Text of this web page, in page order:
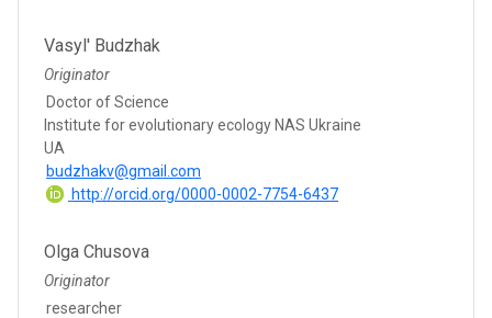
Vasyl' Budzhak
Originator
Doctor of Science
Institute for evolutionary ecology NAS Ukraine
UA
budzhakv@gmail.com
http://orcid.org/0000-0002-7754-6437
Olga Chusova
Originator
researcher